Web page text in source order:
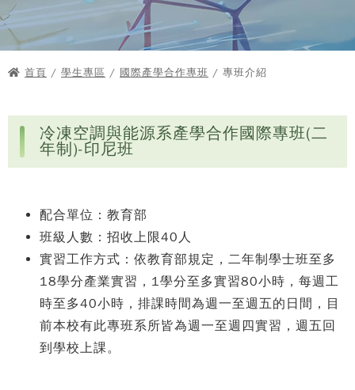
首頁 / 學生專區 / 國際產學合作專班 / 專班介紹
冷凍空調與能源系產學合作國際專班(二
年制)-印尼班
配合單位：教育部
班級人數：招收上限40人
實習工作方式：依教育部規定，二年制學士班至多
18學分產業實習，1學分至多實習80小時，每週工
時至多40小時，排課時間為週一至週五的日間，目
前本校有此專班系所皆為週一至週四實習，週五回
到學校上課。